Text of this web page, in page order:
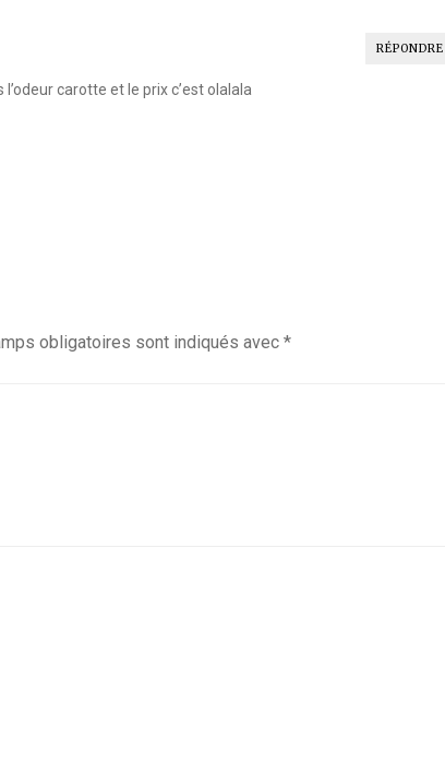
RÉPONDRE
carotte et le prix c’est olalala
obligatoires sont indiqués avec *